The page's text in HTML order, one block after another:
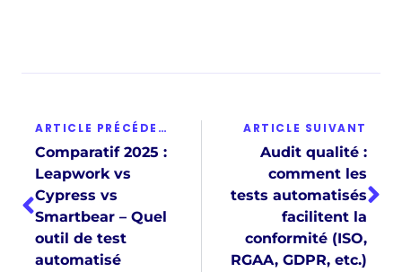
ARTICLE PRÉCÉDENT
Comparatif 2025 :
Leapwork vs
Cypress vs
Smartbear – Quel
outil de test
automatisé
ARTICLE SUIVANT
Audit qualité :
comment les
tests automatisés
facilitent la
conformité (ISO,
RGAA, GDPR, etc.)